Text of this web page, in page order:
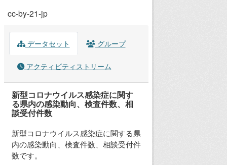
cc-by-21-jp
データセット グループ
アクティビティストリーム
新型コロナウイルス感染症に関す
る県内の感染動向、検査件数、相
談受付件数
新型コロナウイルス感染症に関する県
内の感染動向、検査件数、相談受付件
数です。